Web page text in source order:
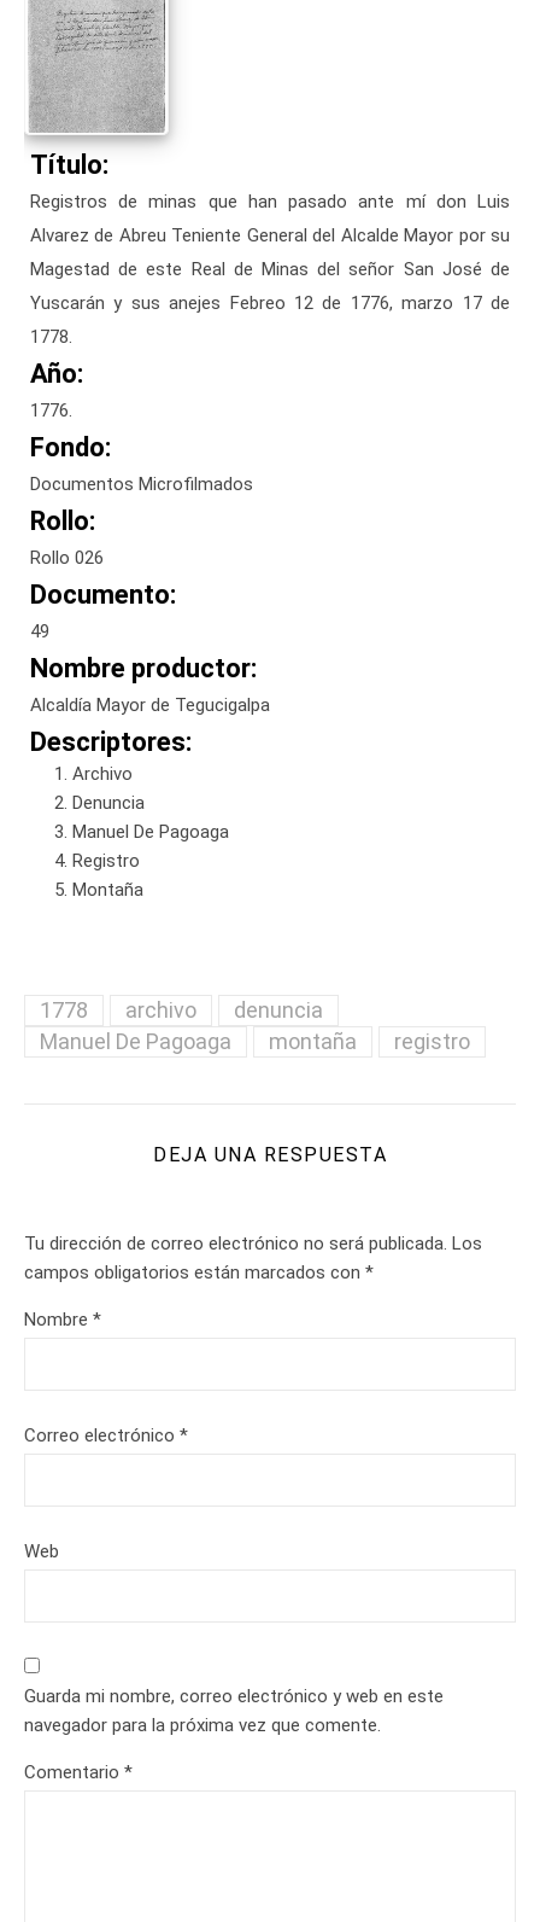
Título:
Registros de minas que han pasado ante mí don Luis
Alvarez de Abreu Teniente General del Alcalde Mayor por su
Magestad de este Real de Minas del señor San José de
Yuscarán y sus anejes Febreo 12 de 1776, marzo 17 de
1778.
Año:
1776.
Fondo:
Documentos Microfilmados
Rollo:
Rollo 026
Documento:
49
Nombre productor:
Alcaldía Mayor de Tegucigalpa
Descriptores:
Archivo
Denuncia
Manuel De Pagoaga
Registro
Montaña
1778 archivo
denuncia
Manuel De Pagoaga
montaña registro
DEJA UNA RESPUESTA
Tu dirección de correo electrónico no será publicada. Los
campos obligatorios están marcados con *
Nombre *
Correo electrónico *
Web
Guarda mi nombre, correo electrónico y web en este
navegador para la próxima vez que comente.
Comentario *